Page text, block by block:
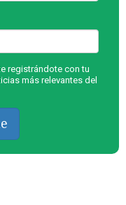
registrándote con tu
más relevantes del